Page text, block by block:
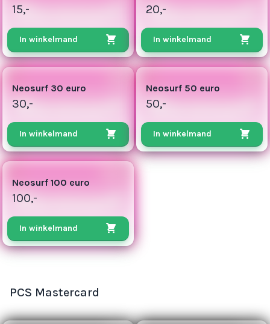
15,-
In winkelmand
20,-
In winkelmand
8
Neosurf 30 euro
30,-
In winkelmand
25
Neosurf 50 euro
50,-
In winkelmand
100
Neosurf 100 euro
100,-
In winkelmand
PCS Mastercard